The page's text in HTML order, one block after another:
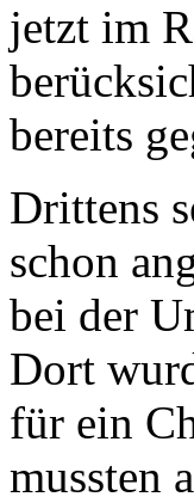
jetzt im
bereits
Drittens
schon
bei der
Dort
für ein
mussten